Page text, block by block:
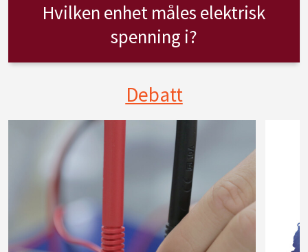
Hvilken enhet måles elektrisk
spenning i?
Debatt